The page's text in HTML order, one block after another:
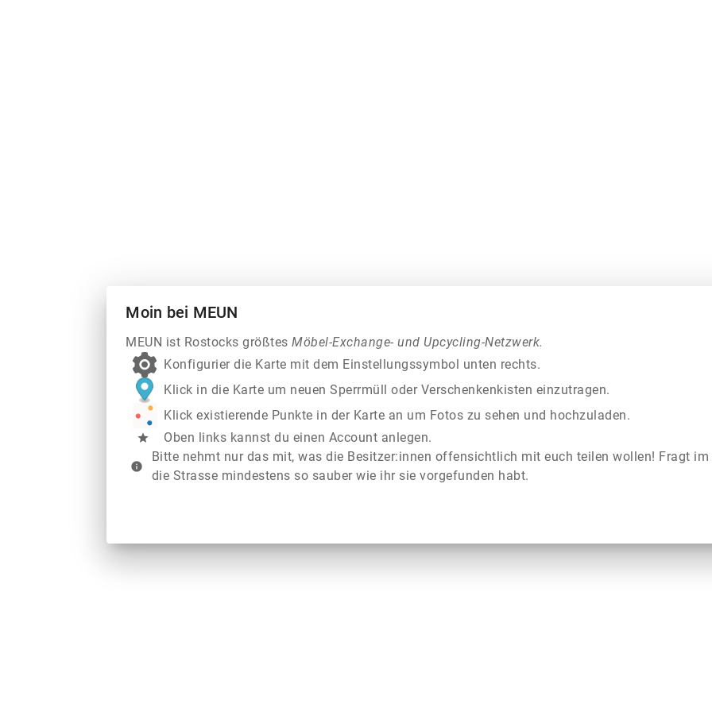
Moin bei MEUN
MEUN ist Rostocks größtesMöbel-Exchange- und Upcycling-Netzwerk.
Konfigurier die Karte mit dem Einstellungssymbol unten rechts.
Klick in die Karte um neuen Sperrmüll oder Verschenkenkisten einzutragen.
Klick existierende Punkte in der Karte an um Fotos zu sehen und hochzuladen.
star Oben links kannst du einen Account anlegen.
info
Bitte nehmt nur das mit, was die Besitzer:innen offensichtlich mit euch teilen wollen! Fragt
die Strasse mindestens so sauber wie ihr sie vorgefunden habt.